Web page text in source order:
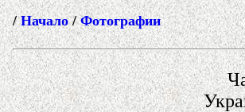
/Начало/Фотографии